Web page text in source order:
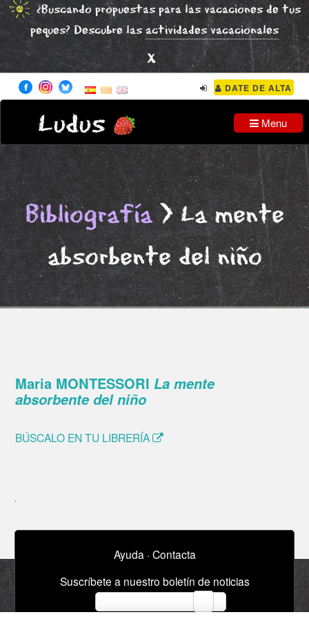
¿Buscando propuestas para las vacaciones de tus
peques? Descubre lasactividades vacacionales
x
DATE DE ALTA
Ludus Menu
Bibliografía> La mente
absorbente del niño
Maria MONTESSORI La mente
absorbente del niño
BÚSCALO EN TU LIBRERÍA
Ayuda · Contacta
Suscríbete a nuestro boletín de noticias